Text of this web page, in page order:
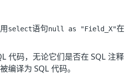
select语句null as "Field_X"在
代码，无论它们是否在 SQL 注释
编译为 SQL 代码。